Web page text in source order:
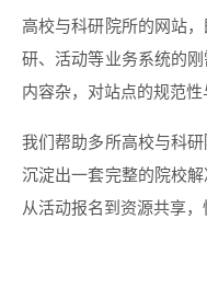
常见问题
高校与科研院所的网站
研、活动等业务系统的
内容杂，对站点的规范性
我们帮助多所高校与科
沉淀出一套完整的院校
从活动报名到资源共享，